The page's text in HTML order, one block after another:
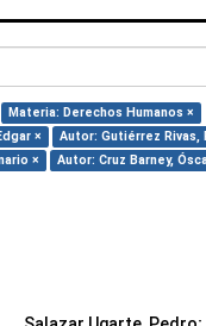
Materia: Derechos Humanos ×
×
Autor: Gutiérrez Rivas,
× Autor: Cruz Barney,